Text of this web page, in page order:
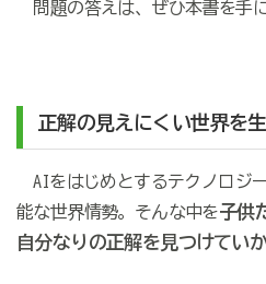
問題の答えは、ぜひ本書を手
正解の見えにくい世界を
AIをはじめとするテクノロジ
能な世界情勢。そんな中を子供
自分なりの正解を見つけてい